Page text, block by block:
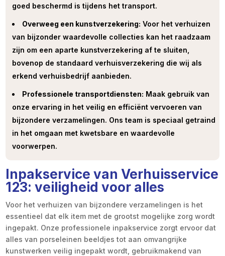
goed beschermd is tijdens het transport.
Overweeg een kunstverzekering: Voor het verhuizen
van bijzonder waardevolle collecties kan het raadzaam
zijn om een aparte kunstverzekering af te sluiten,
bovenop de standaard verhuisverzekering die wij als
erkend verhuisbedrijf aanbieden.
Professionele transportdiensten: Maak gebruik van
onze ervaring in het veilig en efficiënt vervoeren van
bijzondere verzamelingen. Ons team is speciaal getraind
in het omgaan met kwetsbare en waardevolle
voorwerpen.
Inpakservice van Verhuisservice
123: veiligheid voor alles
Voor het verhuizen van bijzondere verzamelingen is het
essentieel dat elk item met de grootst mogelijke zorg wordt
ingepakt. Onze professionele inpakservice zorgt ervoor dat
alles van porseleinen beeldjes tot aan omvangrijke
kunstwerken veilig ingepakt wordt, gebruikmakend van